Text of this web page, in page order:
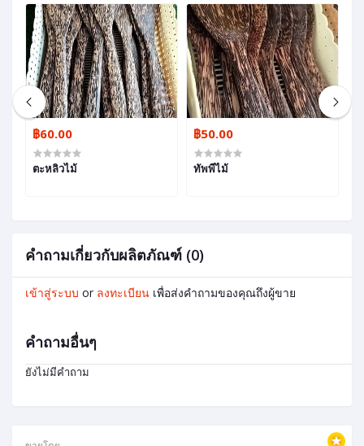
฿60.00
ตะหลิวไม้
฿50.00
ทัพพีไม้
คำถามเกี่ยวกับผลิตภัณฑ์ (0)
เข้าสู่ระบบ or ลงทะเบียน เพื่อส่งคำถามของคุณถึงผู้ขาย
คำถามอื่นๆ
ยังไม่มีคำถาม